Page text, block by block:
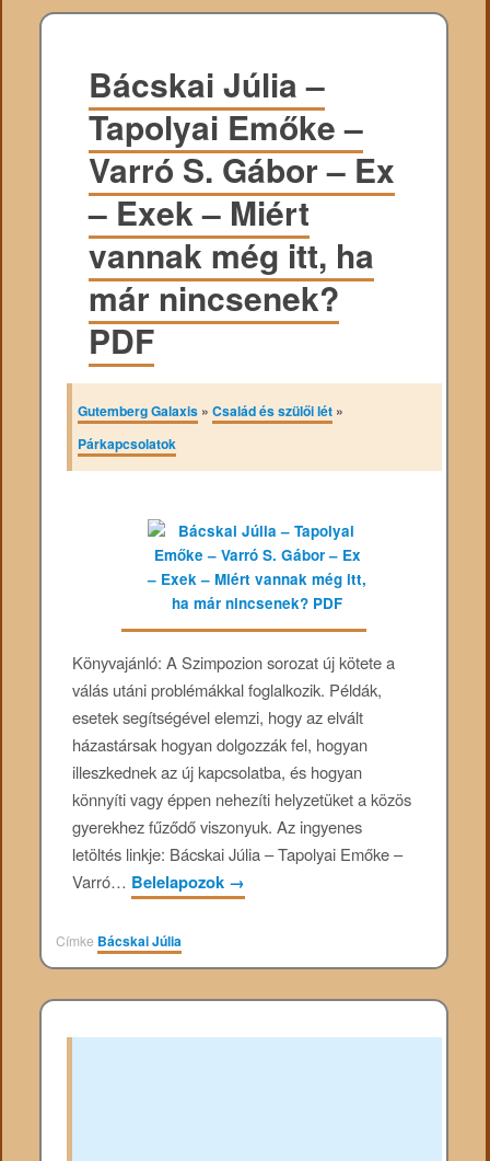
Bácskai Júlia –
Tapolyai Emőke –
Varró S. Gábor – Ex
– Exek – Miért
vannak még itt, ha
már nincsenek?
PDF
Gutemberg Galaxis »Család és szülői lét »
Párkapcsolatok
Könyvajánló: A Szimpozion sorozat új kötete a
válás utáni problémákkal foglalkozik. Példák,
esetek segítségével elemzi, hogy az elvált
házastársak hogyan dolgozzák fel, hogyan
illeszkednek az új kapcsolatba, és hogyan
könnyíti vagy éppen nehezíti helyzetüket a közös
gyerekhez fűződő viszonyuk. Az ingyenes
letöltés linkje: Bácskai Júlia – Tapolyai Emőke –
Varró… Belelapozok →
Címke Bácskai Júlia